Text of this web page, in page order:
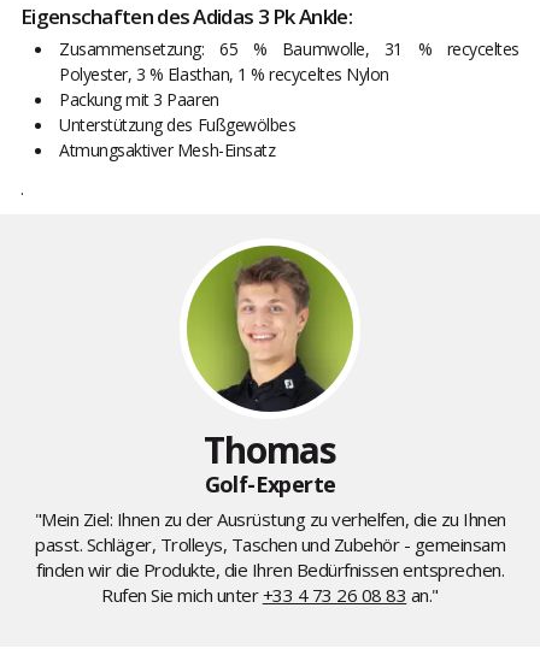
Eigenschaften des Adidas 3 Pk Ankle:
Zusammensetzung: 65 % Baumwolle, 31 % recyceltes
Polyester, 3 % Elasthan, 1 % recyceltes Nylon
Packung mit 3 Paaren
Unterstützung des Fußgewölbes
Atmungsaktiver Mesh-Einsatz
.
Thomas
Golf-Experte
"Mein Ziel: Ihnen zu der Ausrüstung zu verhelfen, die zu Ihnen
passt. Schläger, Trolleys, Taschen und Zubehör - gemeinsam
finden wir die Produkte, die Ihren Bedürfnissen entsprechen.
Rufen Sie mich unter+33 4 73 26 08 83 an."